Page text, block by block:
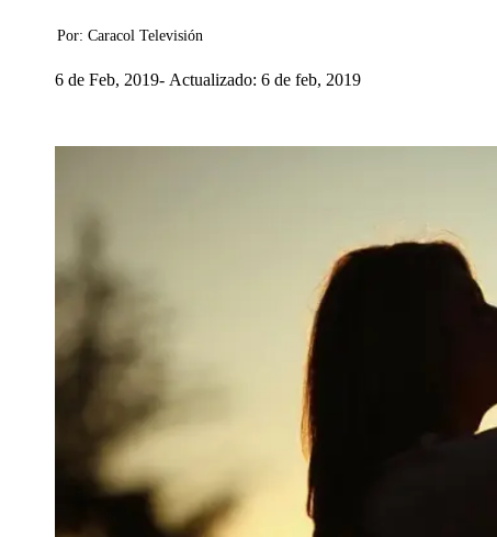
Por: Caracol Televisión
6 de Feb, 2019 Actualizado: 6 de feb, 2019